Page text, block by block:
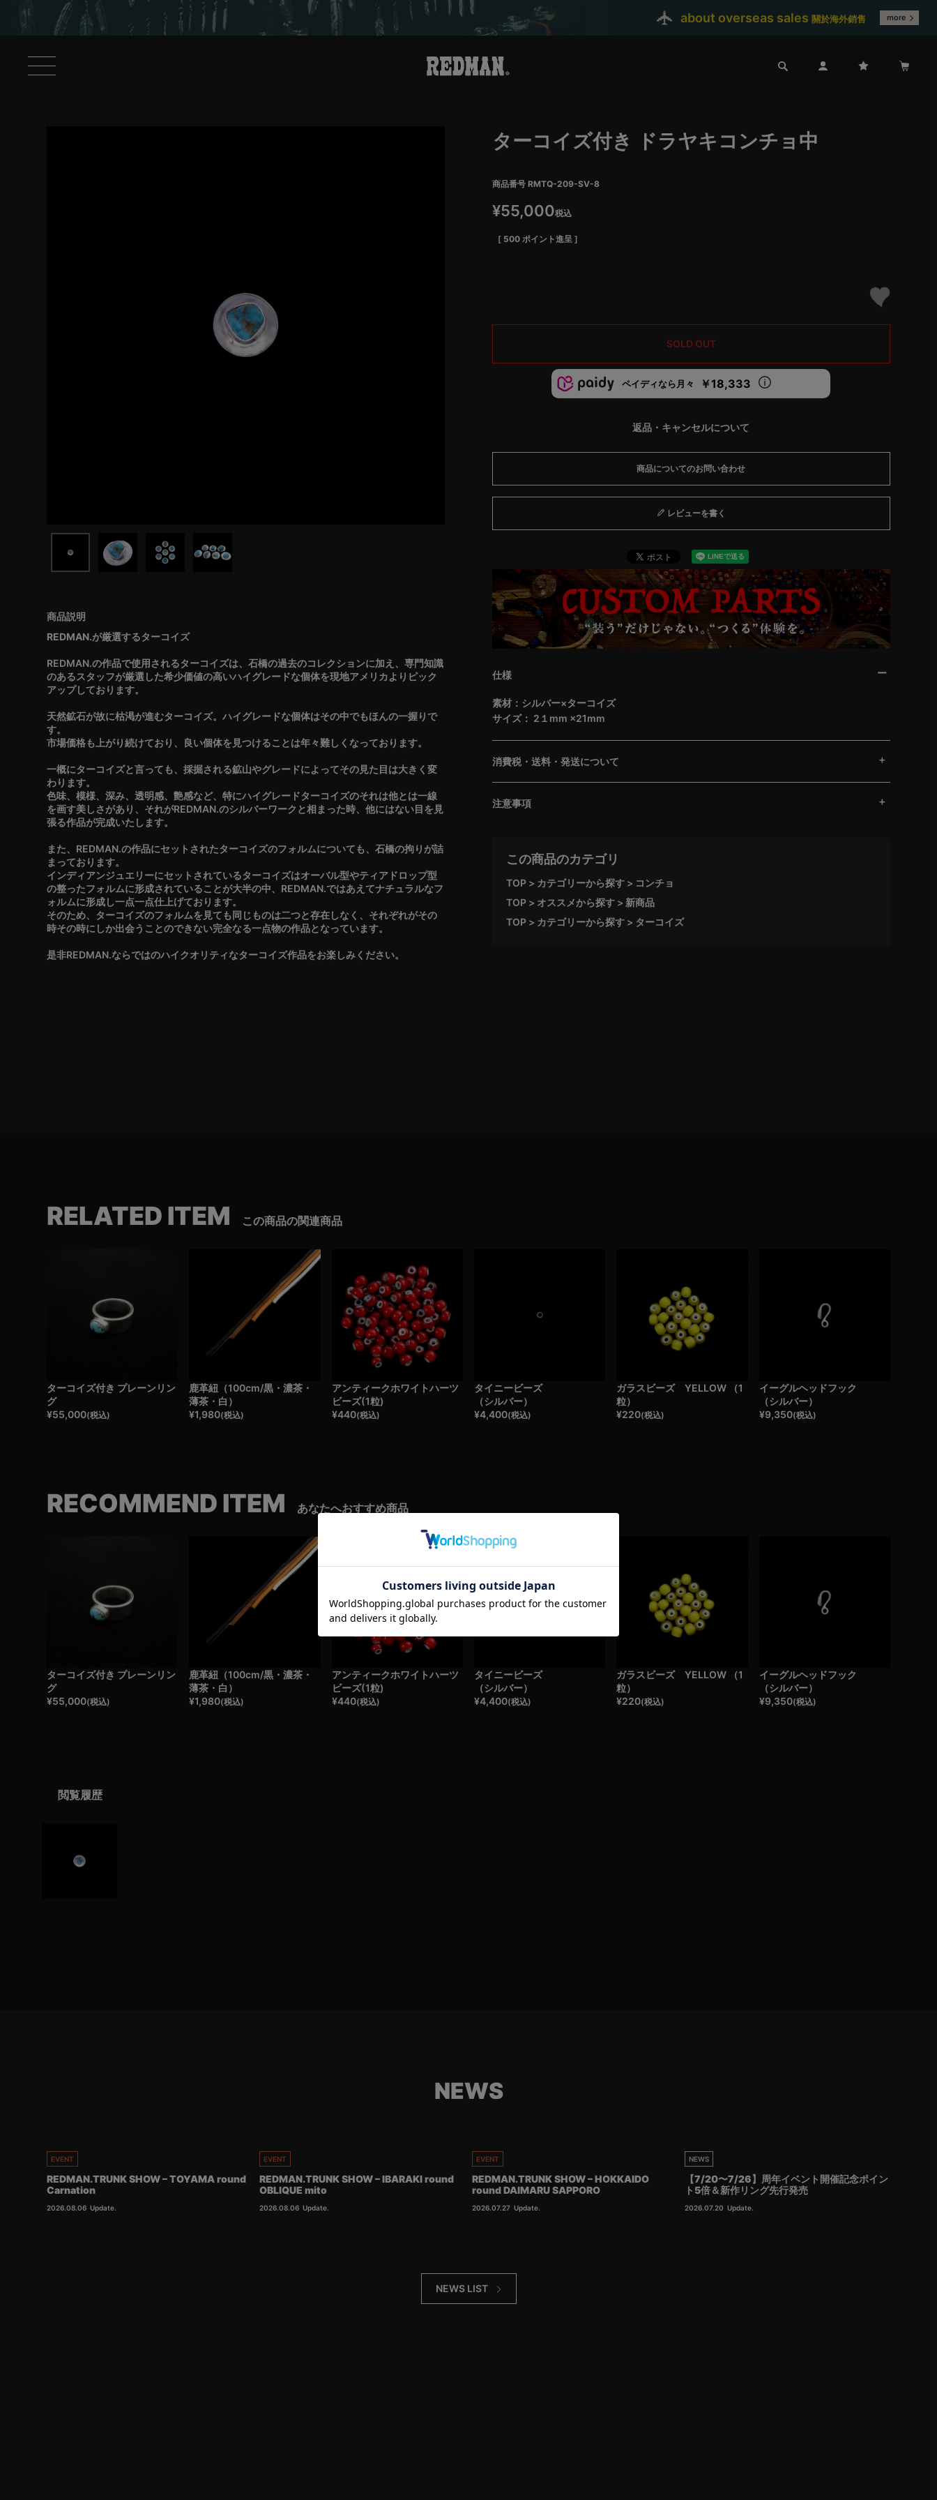
about overseas sales 關於海外銷售 more
REDMAN.が厳選するターコイズ
REDMAN.の作品で使用されるターコイズは、石橋の過去のコレクションに加え、専門知識
のあるスタッフが厳選した希少価値の高いハイグレードな個体を現地アメリカよりピック
アップしております。
天然鉱石が故に枯渇が進むターコイズ。ハイグレードな個体はその中でもほんの一握りで
す。
市場価格も上がり続けており、良い個体を見つけることは年々難しくなっております。
一概にターコイズと言っても、採掘される鉱山やグレードによってその見た目は大きく変
わります。
色味、模様、深み、透明感、艶感など、特にハイグレードターコイズのそれは他とは一線
を画す美しさがあり、それがREDMAN.のシルバーワークと相まった時、他にはない目を見
張る作品が完成いたします。
また、REDMAN.の作品にセットされたターコイズのフォルムについても、石橋の拘りが詰
まっております。
インディアンジュエリーにセットされているターコイズはオーバル型やティアドロップ型
の整ったフォルムに形成されていることが大半の中、REDMAN.ではあえてナチュラルなフ
ォルムに形成し一点一点仕上げております。
そのため、ターコイズのフォルムを見ても同じものは二つと存在しなく、それぞれがその
時その時にしか出会うことのできない完全なる一点物の作品となっています。
是非REDMAN.ならではのハイクオリティなターコイズ作品をお楽しみください。
ターコイズ付き ドラヤキコンチョ中
商品番号 RMTQ-209-SV-8
¥55,000税込
[ 500 ポイント進呈 ]
SOLD OUT
ペイディなら月々 ￥18,333
返品・キャンセルについて
商品についてのお問い合わせ
レビューを書く
仕様
素材：シルバー×ターコイズ
サイズ： 2１mm ×21mm
消費税・送料・発送について
注意事項
この商品のカテゴリ
TOP カテゴリーから探す
コンチョ
TOP
オススメから探す
新商品
TOP
カテゴリーから探す ターコイズ
RELATED ITEM この商品の関連商品
ターコイズ付き プレーンリン
グ
¥55,000(税込)
鹿革紐（100cm/黒・濃茶・
薄茶・白）
¥1,980(税込)
アンティークホワイトハーツ
ビーズ(1粒)
¥440(税込)
タイニービーズ
（シルバー）
¥4,400(税込)
ガラスビーズ YELLOW （1
粒）
¥220(税込)
イーグルヘッドフック
（シルバー）
¥9,350(税込)
RECOMMEND ITEM あなたへおすすめ商品
ターコイズ付き プレーンリン
グ
¥55,000(税込)
鹿革紐（100cm/黒・濃茶・
薄茶・白）
¥1,980(税込)
アンティークホワイトハーツ
ビーズ(1粒)
¥440(税込)
タイニービーズ
（シルバー）
¥4,400(税込)
ガラスビーズ YELLOW （1
粒）
¥220(税込)
イーグルヘッドフック
（シルバー）
¥9,350(税込)
閲覧履歴
NEWS
EVENT
REDMAN.TRUNK SHOW – TOYAMA round
Carnation
2026.08.06 Update.
EVENT
REDMAN.TRUNK SHOW – IBARAKI round
OBLIQUE mito
2026.08.06 Update.
EVENT
REDMAN.TRUNK SHOW – HOKKAIDO
round DAIMARU SAPPORO
2026.07.27 Update.
NEWS
【7/20〜7/26】周年イベント開催記念ポイン
ト5倍＆新作リング先行発売
2026.07.20 Update.
NEWS LIST